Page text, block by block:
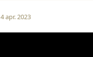
4 apr. 2023